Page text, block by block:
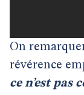
On
révérence
ce n’est pas